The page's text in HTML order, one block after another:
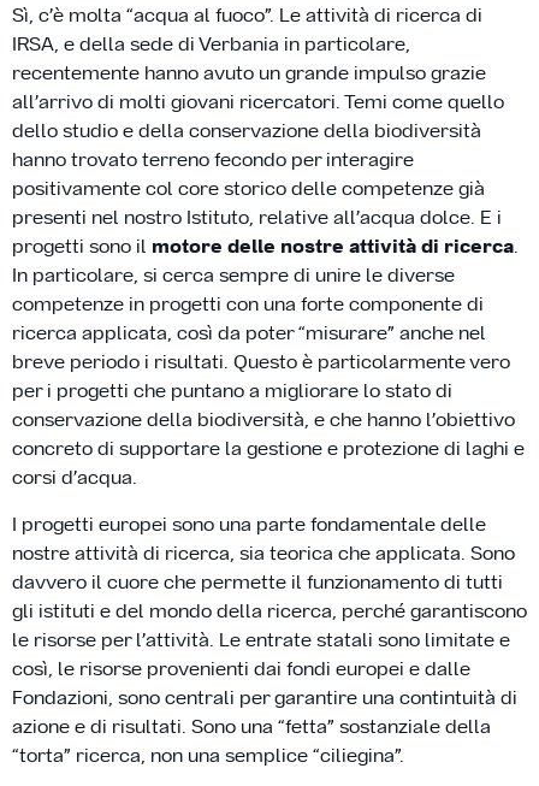
Sì, c’è molta “acqua al fuoco”. Le attività di ricerca di
IRSA, e della sede di Verbania in particolare,
recentemente hanno avuto un grande impulso grazie
all’arrivo di molti giovani ricercatori. Temi come quello
dello studio e della conservazione della biodiversità
hanno trovato terreno fecondo per interagire
positivamente col core storico delle competenze già
presenti nel nostro Istituto, relative all’acqua dolce. E i
progetti sono il motore delle nostre attività di ricerca.
In particolare, si cerca sempre di unire le diverse
competenze in progetti con una forte componente di
ricerca applicata, così da poter “misurare” anche nel
breve periodo i risultati. Questo è particolarmente vero
per i progetti che puntano a migliorare lo stato di
conservazione della biodiversità, e che hanno l’obiettivo
concreto di supportare la gestione e protezione di laghi e
corsi d’acqua.
I progetti europei sono una parte fondamentale delle
nostre attività di ricerca, sia teorica che applicata. Sono
davvero il cuore che permette il funzionamento di tutti
gli istituti e del mondo della ricerca, perché garantiscono
le risorse per l’attività. Le entrate statali sono limitate e
così, le risorse provenienti dai fondi europei e dalle
Fondazioni, sono centrali per garantire una contintuità di
azione e di risultati. Sono una “fetta” sostanziale della
“torta” ricerca, non una semplice “ciliegina”.